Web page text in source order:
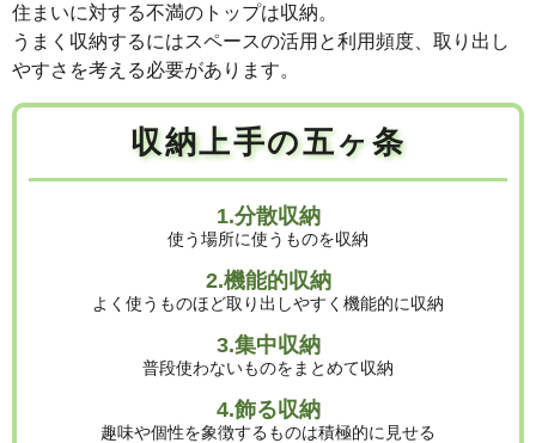
住まいに対する不満のトップは収納。
うまく収納するにはスペースの活用と利用頻度、取り出し
やすさを考える必要があります。
収納上手の五ヶ条
1.分散収納
使う場所に使うものを収納
2.機能的収納
よく使うものほど取り出しやすく機能的に収納
3.集中収納
普段使わないものをまとめて収納
4.飾る収納
趣味や個性を象徴するものは積極的に見せる